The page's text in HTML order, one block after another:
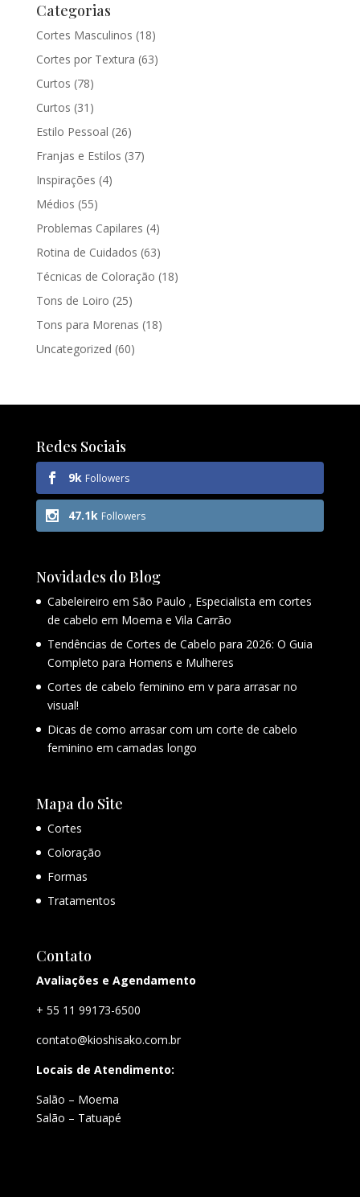
Categorias
Cortes Masculinos (18)
Cortes por Textura (63)
Curtos (78)
Curtos (31)
Estilo Pessoal (26)
Franjas e Estilos (37)
Inspirações (4)
Médios (55)
Problemas Capilares (4)
Rotina de Cuidados (63)
Técnicas de Coloração (18)
Tons de Loiro (25)
Tons para Morenas (18)
Uncategorized (60)
Redes Sociais
9k Followers
47.1k Followers
Novidades do Blog
Cabeleireiro em São Paulo , Especialista em cortes
de cabelo em Moema e Vila Carrão
Tendências de Cortes de Cabelo para 2026: O Guia
Completo para Homens e Mulheres
Cortes de cabelo feminino em v para arrasar no
visual!
Dicas de como arrasar com um corte de cabelo
feminino em camadas longo
Mapa do Site
Cortes
Coloração
Formas
Tratamentos
Contato
Avaliações e Agendamento
+ 55 11 99173-6500
contato@kioshisako.com.br
Locais de Atendimento:
Salão – Moema
Salão – Tatuapé